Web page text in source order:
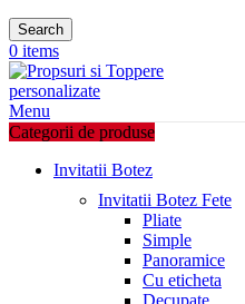
Search
0 items
Menu
Categorii de produse
Invitatii Botez
Invitatii Botez Fete
Pliate
Simple
Panoramice
Cu eticheta
Decupate